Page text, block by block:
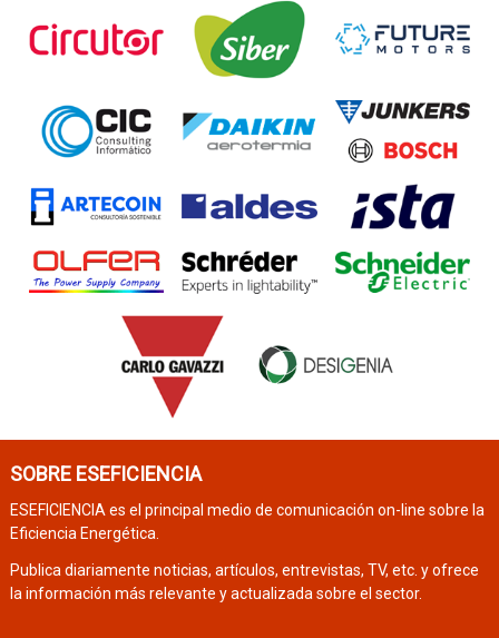
SOBRE ESEFICIENCIA
ESEFICIENCIA es el principal medio de comunicación on-line sobre la
Eficiencia Energética.
Publica diariamente noticias, artículos, entrevistas, TV, etc. y ofrece
la información más relevante y actualizada sobre el sector.